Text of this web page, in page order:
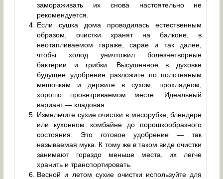
замораживать их снова настоятельно не
рекомендуется.
Если сушка дома проводилась естественным
образом, очистки хранят на балконе, в
неотапливаемом гараже, сарае и так далее,
чтобы холод уничтожил болезнетворные
бактерии и грибки. Высушенное в духовке
будущее удобрение разложите по полотняным
мешочкам и держите в сухом, прохладном,
хорошо проветриваемом месте. Идеальный
вариант — кладовая.
Измельчите сухие очистки в мясорубке, блендере
или кухонном комбайне до порошкообразного
состояния. Это готовое удобрение — так
называемая мука. К тому же в таком виде очистки
занимают гораздо меньше места, их легче
хранить и транспортировать.
Весной и летом сухие очистки используйте для